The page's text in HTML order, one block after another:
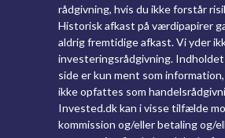
rådgivning, hvis du ikke forstår
Historisk afkast på værdipapirer
aldrig fremtidige afkast. Vi yder
investeringsrådgivning.
side er kun ment som
ikke opfattes som
Invested.dk kan i visse tilfælde
kommission og/eller betaling og/